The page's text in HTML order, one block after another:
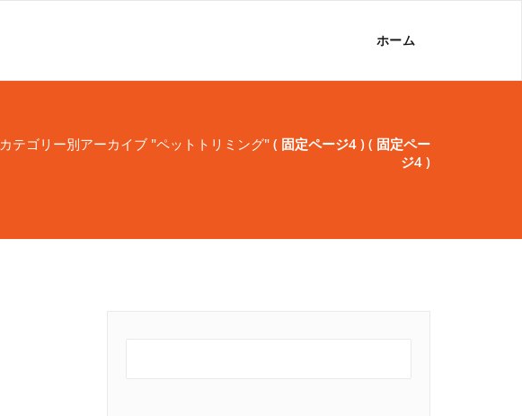
ホーム
カテゴリー別アーカイブ "ペットトリミング" ( 固定ページ4 ) ( 固定ペー
ジ4 )